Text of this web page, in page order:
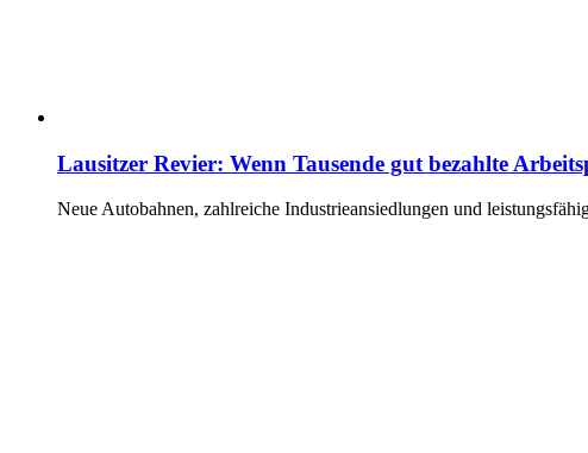
Lausitzer Revier: Wenn Tausende gut bezahlte
Neue Autobahnen, zahlreiche Industrieansiedlungen und